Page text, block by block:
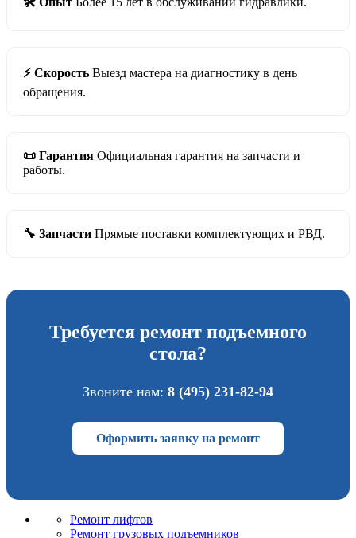
⚡ Скорость Выезд мастера на диагностику в день
обращения.
📜 Гарантия Официальная гарантия на запчасти и
работы.
🔧 Запчасти Прямые поставки комплектующих и РВД.
Требуется ремонт подъемного
стола?
Звоните нам: 8 (495) 231-82-94
Оформить заявку на ремонт
Ремонт лифтов
Ремонт грузовых подъемников